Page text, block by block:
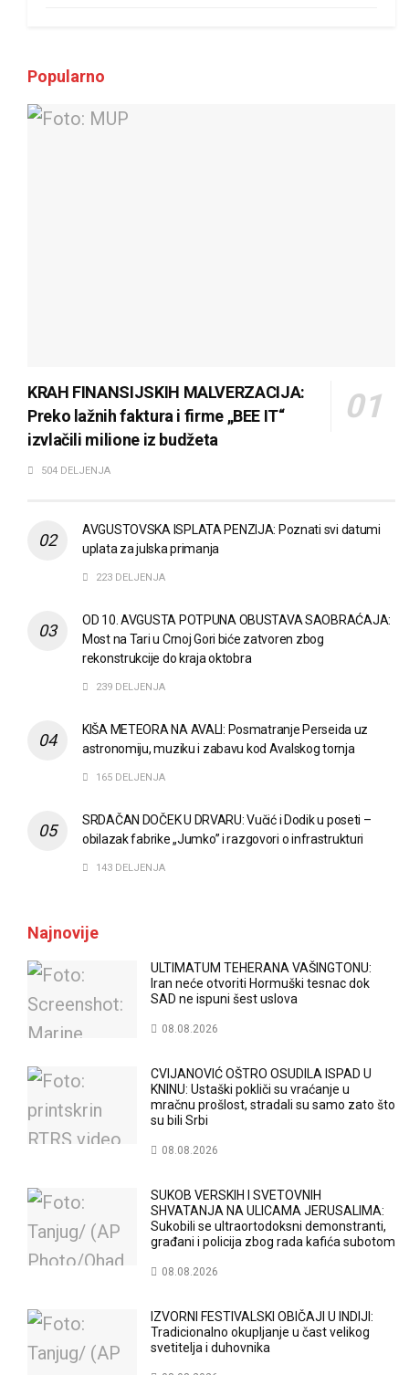
Popularno
KRAH FINANSIJSKIH MALVERZACIJA:
Preko lažnih faktura i firme „BEE IT“
izvlačili milione iz budžeta
504 DELJENJA
AVGUSTOVSKA ISPLATA PENZIJA: Poznati svi datumi
uplata za julska primanja
223 DELJENJA
OD 10. AVGUSTA POTPUNA OBUSTAVA SAOBRAĆAJA:
Most na Tari u Crnoj Gori biće zatvoren zbog
rekonstrukcije do kraja oktobra
239 DELJENJA
KIŠA METEORA NA AVALI: Posmatranje Perseida uz
astronomiju, muziku i zabavu kod Avalskog tornja
165 DELJENJA
SRDAČAN DOČEK U DRVARU: Vučić i Dodik u poseti –
obilazak fabrike „Jumko” i razgovori o infrastrukturi
143 DELJENJA
Najnovije
ULTIMATUM TEHERANA VAŠINGTONU:
Iran neće otvoriti Hormuški tesnac dok
SAD ne ispuni šest uslova
08.08.2026
CVIJANOVIĆ OŠTRO OSUDILA ISPAD U
KNINU: Ustaški pokliči su vraćanje u
mračnu prošlost, stradali su samo zato što
su bili Srbi
08.08.2026
SUKOB VERSKIH I SVETOVNIH
SHVATANJA NA ULICAMA JERUSALIMA:
Sukobili se ultraortodoksni demonstranti,
građani i policija zbog rada kafića subotom
08.08.2026
IZVORNI FESTIVALSKI OBIČAJI U INDIJI:
Tradicionalno okupljanje u čast velikog
svetitelja i duhovnika